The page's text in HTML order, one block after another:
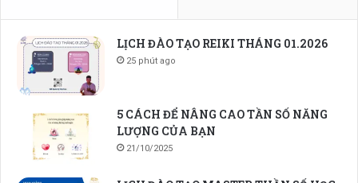
LỊCH ĐÀO TẠO REIKI THÁNG 01.2026
25 phút ago
5 CÁCH ĐỂ NÂNG CAO TẦN SỐ NĂNG
LƯỢNG CỦA BẠN
21/10/2025